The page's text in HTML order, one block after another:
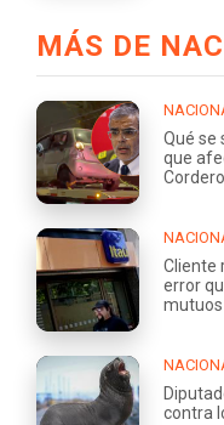
MÁS DE
Qué se
que
Cordero
Cliente
error
contra